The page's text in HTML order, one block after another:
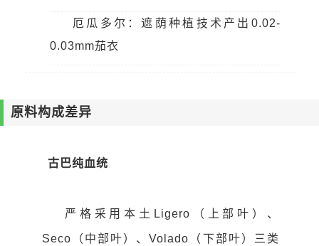
厄瓜多尔：遮荫种植技术产出0.02-
0.03mm茄衣
原料构成差异
古巴纯血统
严格采用本土Ligero（上部叶）、
Seco（中部叶）、Volado（下部叶）三类